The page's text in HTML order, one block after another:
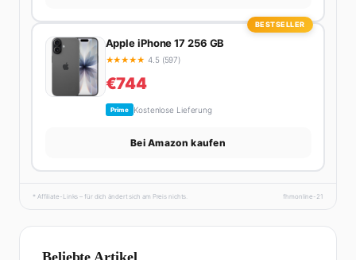
BESTSELLER
Apple iPhone 17 256 GB
★★★★★ 4.5 (597)
€744
Prime Kostenlose Lieferung
Bei Amazon kaufen
* Affiliate-Links – für dich ändert sich am Preis nichts. fhmonline-21